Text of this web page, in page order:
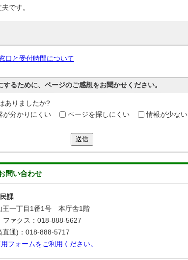
です。
口と受付時間について
るために、ページのご感想をお聞かせください。
ありましたか?
が分かりにくい ページを探しにくい 情報が少ない
送信
問い合わせ
課
一丁目1番1号 本庁舎1階
ァクス：018-888-5627
直通)：018-888-5717
フォームをご利用ください。